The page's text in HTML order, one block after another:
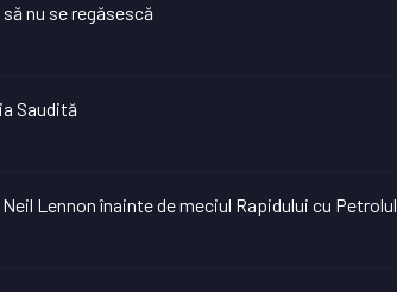
nu se regăsescă
Saudită
Lennon înainte de meciul Rapidului cu Petrolul